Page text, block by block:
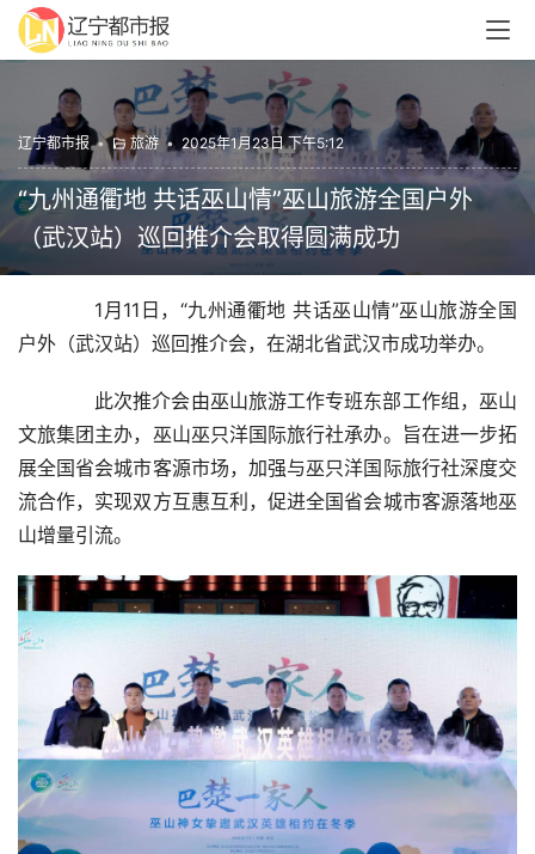
辽宁都市报 • 旅游 • 2025年1月23日 下午5:12
“九州通衢地 共话巫山情”巫山旅游全国户外
（武汉站）巡回推介会取得圆满成功
1月11日，“九州通衢地 共话巫山情”巫山旅游全国
户外（武汉站）巡回推介会，在湖北省武汉市成功举办。
此次推介会由巫山旅游工作专班东部工作组，巫山
文旅集团主办，巫山巫只洋国际旅行社承办。旨在进一步拓
展全国省会城市客源市场，加强与巫只洋国际旅行社深度交
流合作，实现双方互惠互利，促进全国省会城市客源落地巫
山增量引流。